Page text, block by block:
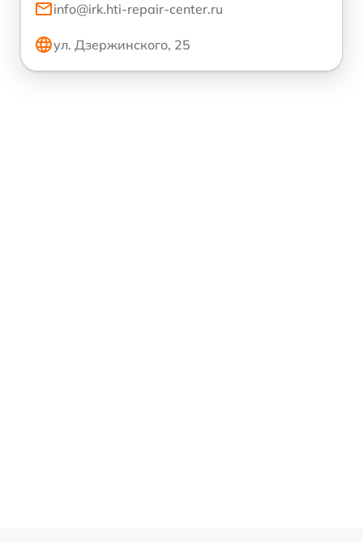
info@irk.hti-repair-center.ru
ул. Дзержинского, 25